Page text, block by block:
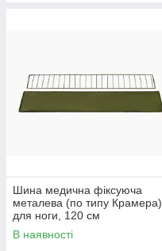
Шина медична фіксуюча
металева (по типу Крамера)
для ноги, 120 см
В наявності